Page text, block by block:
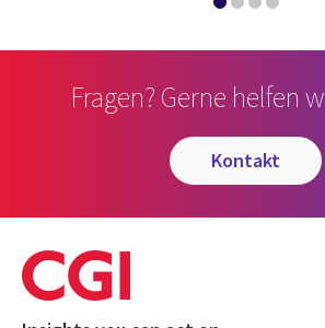
Fragen? Gerne helfen
kontakt